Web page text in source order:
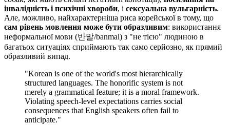
інвалідність і психічні хвороби, і сексуальна вульгарність.
Але, можливо, найхарактерніша риса корейської в тому, що
сам рівень мовлення може бути образливим: використання
неформальної мови (반말/banmal) з "не тією" людиною в
багатьох ситуаціях сприймають так само серйозно, як прямий
образливий випад.
"Korean is one of the world's most hierarchically
structured languages. The honorific system is not
merely a grammatical feature; it is a moral framework.
Violating speech-level expectations carries social
consequences that English speakers often fail to
anticipate."